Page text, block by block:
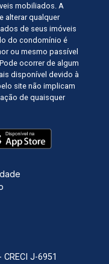
mobiliados. A
alterar qualquer
de seus imóveis
do condomínio é
ou mesmo passível
ocorrer de algum
disponível devido à
site não implicam
de quaisquer
J-6951